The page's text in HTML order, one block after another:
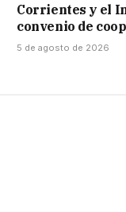
Corrientes y el
convenio de
5 de agosto de 2026